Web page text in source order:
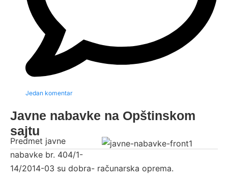
Jedan komentar
Javne nabavke na Opštinskom
sajtu
Predmet javne
nabavke br. 404/1-
14/2014-03 su dobra- računarska oprema.